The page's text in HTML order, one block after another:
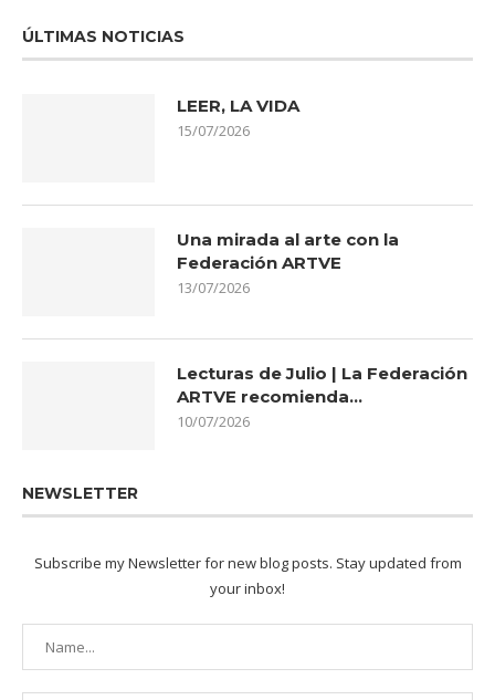
ÚLTIMAS NOTICIAS
LEER, LA VIDA
15/07/2026
Una mirada al arte con la
Federación ARTVE
13/07/2026
Lecturas de Julio | La Federación
ARTVE recomienda…
10/07/2026
NEWSLETTER
Subscribe my Newsletter for new blog posts. Stay updated from
your inbox!